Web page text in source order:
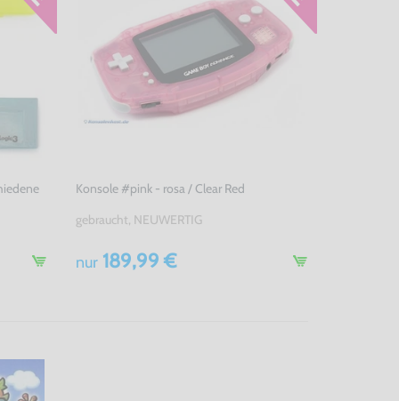
Konsole #pink - rosa / Clear Red
gebraucht, NEUWERTIG
nur189,99 €